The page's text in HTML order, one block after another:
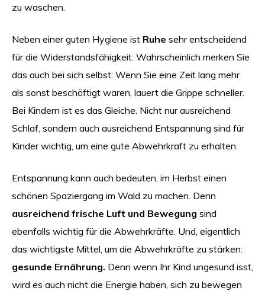
zu waschen.
Neben einer guten Hygiene ist Ruhe sehr entscheidend
für die Widerstandsfähigkeit. Wahrscheinlich merken Sie
das auch bei sich selbst: Wenn Sie eine Zeit lang mehr
als sonst beschäftigt waren, lauert die Grippe schneller.
Bei Kindern ist es das Gleiche. Nicht nur ausreichend
Schlaf, sondern auch ausreichend Entspannung sind für
Kinder wichtig, um eine gute Abwehrkraft zu erhalten.
Entspannung kann auch bedeuten, im Herbst einen
schönen Spaziergang im Wald zu machen. Denn
ausreichend frische Luft und Bewegung sind
ebenfalls wichtig für die Abwehrkräfte. Und, eigentlich
das wichtigste Mittel, um die Abwehrkräfte zu stärken:
gesunde Ernährung. Denn wenn Ihr Kind ungesund isst,
wird es auch nicht die Energie haben, sich zu bewegen